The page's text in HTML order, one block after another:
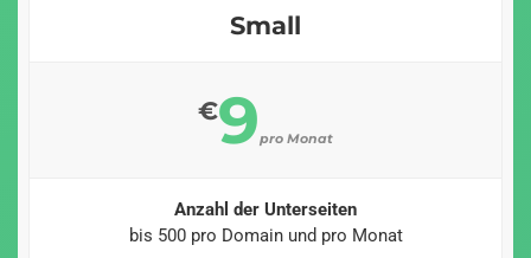
Small
€9pro Monat
Anzahl der Unterseiten
bis 500 pro Domain und pro Monat